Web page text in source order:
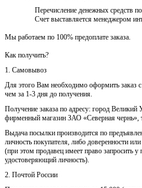
Перечисление денежных средств
Счет выставляется менеджером
Мы работаем по 100% предоплате заказа.
Как получить?
1. Самовывоз
Для этого Вам необходимо оформить заказ
чем за 1-3 дня до получения.
Получение заказа по адресу: город Великий
фирменный магазин ЗАО «Северная чернь»,
Выдача посылки производится по
личность покупателя, либо доверенности
(при этом продавец имеет право запросить у
удостоверяющий личность).
2. Почтой России